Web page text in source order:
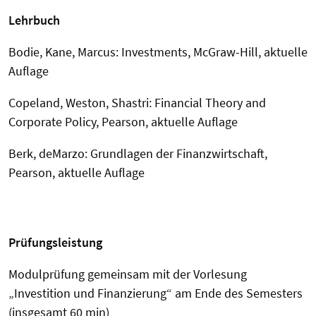
Lehrbuch
Bodie, Kane, Marcus: Investments, McGraw-Hill, aktuelle
Auflage
Copeland, Weston, Shastri: Financial Theory and
Corporate Policy, Pearson, aktuelle Auflage
Berk, deMarzo: Grundlagen der Finanzwirtschaft,
Pearson, aktuelle Auflage
Prüfungsleistung
Modulprüfung gemeinsam mit der Vorlesung
„Investition und Finanzierung“ am Ende des Semesters
(insgesamt 60 min)